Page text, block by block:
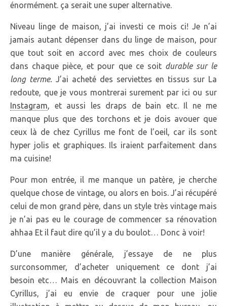
énormément. ça serait une super alternative.
Niveau linge de maison, j’ai investi ce mois ci! Je n’ai
jamais autant dépenser dans du linge de maison, pour
que tout soit en accord avec mes choix de couleurs
dans chaque pièce, et pour que ce soit durable sur le
long terme. J’ai acheté des serviettes en tissus sur La
redoute, que je vous montrerai surement par ici ou sur
Instagram, et aussi les draps de bain etc. Il ne me
manque plus que des torchons et je dois avouer que
ceux là de chez Cyrillus me font de l’oeil, car ils sont
hyper jolis et graphiques. Ils iraient parfaitement dans
ma cuisine!
Pour mon entrée, il me manque un patère, je cherche
quelque chose de vintage, ou alors en bois. J’ai récupéré
celui de mon grand père, dans un style très vintage mais
je n’ai pas eu le courage de commencer sa rénovation
ahhaa Et il faut dire qu’il y a du boulot… Donc à voir!
D’une manière générale, j’essaye de ne plus
surconsommer, d’acheter uniquement ce dont j’ai
besoin etc… Mais en découvrant la collection Maison
Cyrillus, j’ai eu envie de craquer pour une jolie